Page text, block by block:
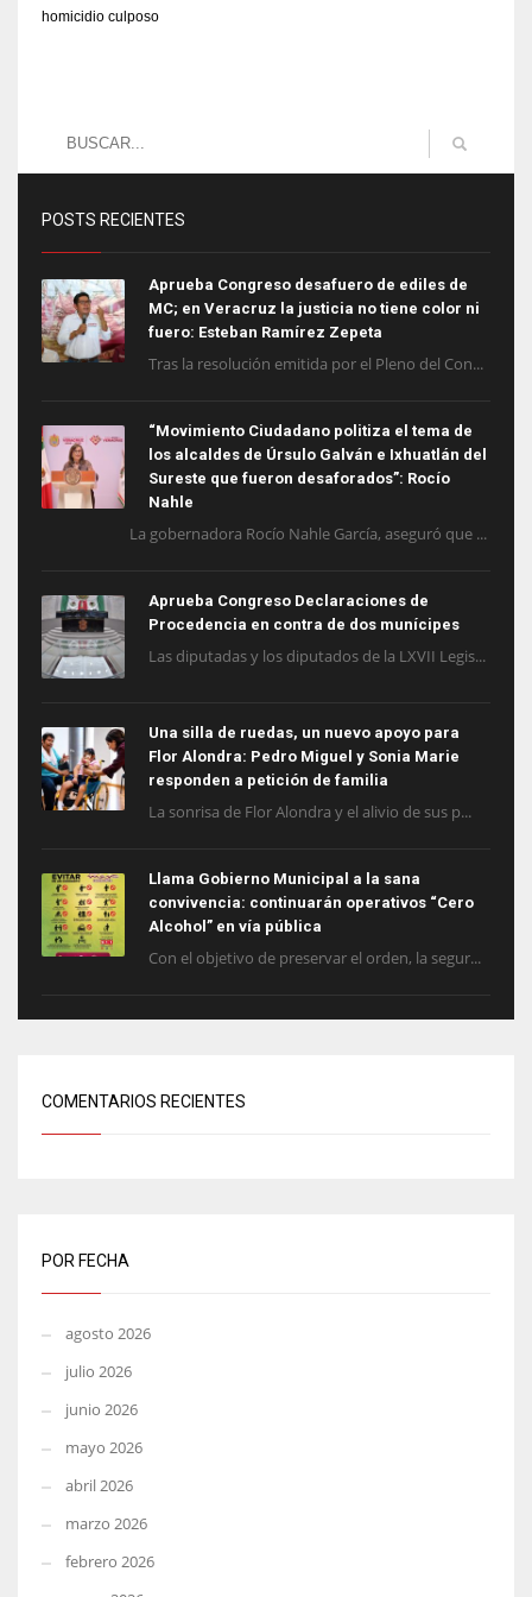
homicidio culposo
POSTS RECIENTES
Aprueba Congreso desafuero de ediles de
MC; en Veracruz la justicia no tiene color ni
fuero: Esteban Ramírez Zepeta
Tras la resolución emitida por el Pleno del Con...
“Movimiento Ciudadano politiza el tema de
los alcaldes de Úrsulo Galván e Ixhuatlán del
Sureste que fueron desaforados”: Rocío
Nahle
La gobernadora Rocío Nahle García, aseguró que ...
Aprueba Congreso Declaraciones de
Procedencia en contra de dos munícipes
Las diputadas y los diputados de la LXVII Legis...
Una silla de ruedas, un nuevo apoyo para
Flor Alondra: Pedro Miguel y Sonia Marie
responden a petición de familia
La sonrisa de Flor Alondra y el alivio de sus p...
Llama Gobierno Municipal a la sana
convivencia: continuarán operativos “Cero
Alcohol” en vía pública
Con el objetivo de preservar el orden, la segur...
COMENTARIOS RECIENTES
POR FECHA
agosto 2026
julio 2026
junio 2026
mayo 2026
abril 2026
marzo 2026
febrero 2026